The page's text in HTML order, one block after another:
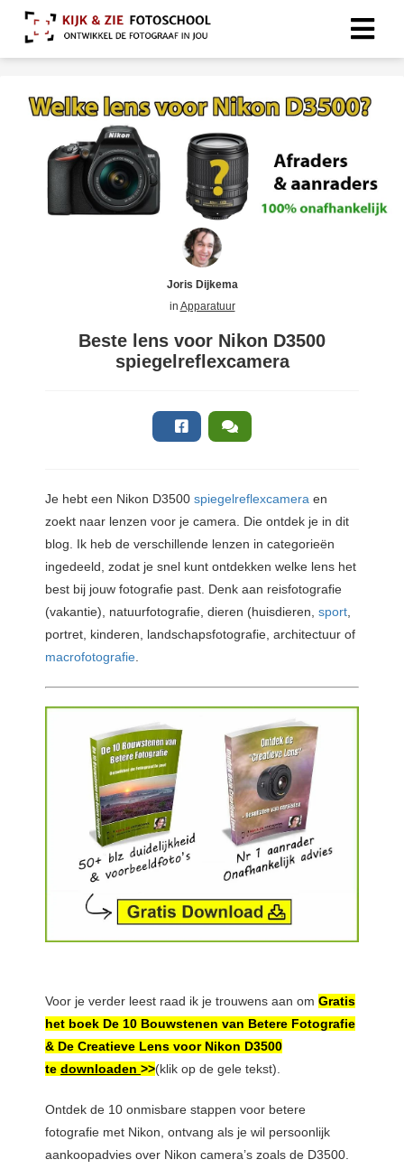
Joris Dijkema
in Apparatuur
Beste lens voor Nikon D3500
spiegelreflexcamera
Je hebt een Nikon D3500 spiegelreflexcamera en
zoekt naar lenzen voor je camera. Die ontdek je in dit
blog. Ik heb de verschillende lenzen in categorieën
ingedeeld, zodat je snel kunt ontdekken welke lens het
best bij jouw fotografie past. Denk aan reisfotografie
(vakantie), natuurfotografie, dieren (huisdieren, sport,
portret, kinderen, landschapsfotografie, architectuur of
macrofotografie.
Voor je verder leest raad ik je trouwens aan om Gratis
het boek De 10 Bouwstenen van Betere Fotografie
& De Creatieve Lens voor Nikon D3500
te downloaden >>(klik op de gele tekst).
Ontdek de 10 onmisbare stappen voor betere
fotografie met Nikon, ontvang als je wil persoonlijk
aankoopadvies over Nikon camera’s zoals de D3500.